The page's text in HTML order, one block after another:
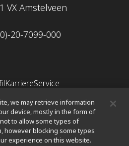
VX Amstelveen
20-7099-000
KarriereService
Anniversary
we may retrieve information
device, mostly in the form of
to allow some types of
however blocking some types
experience on this website.